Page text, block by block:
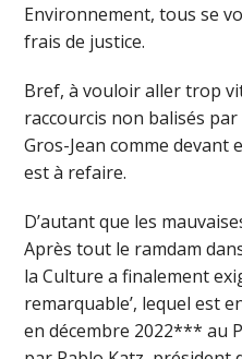
Environnement, tous se
frais de justice.
Bref, à vouloir aller trop
raccourcis non balisés
Gros-Jean comme
est à refaire.
D’autant que les
Après tout le ramdam
la Culture a finalement
remarquable’, lequel est
en décembre 2022*** au